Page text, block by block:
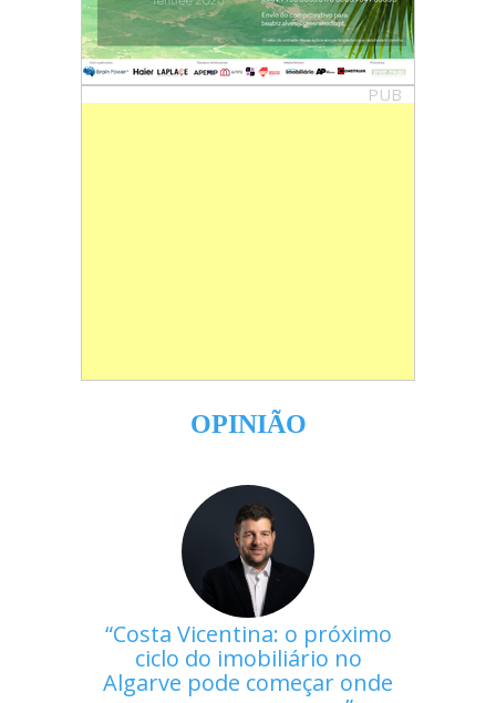
PUB
OPINIÃO
Costa Vicentina: o próximo
ciclo do imobiliário no
Algarve pode começar onde